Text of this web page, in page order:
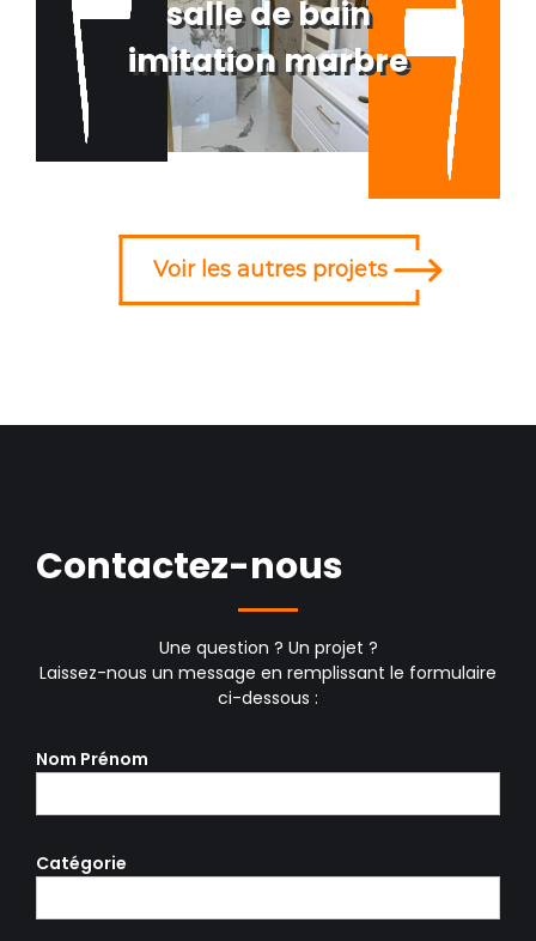
salle de bain
imitation marbre
Voir les autres projets
Contactez-nous
Une question ? Un projet ?
Laissez-nous un message en remplissant le formulaire
ci-dessous :
Nom Prénom
Catégorie